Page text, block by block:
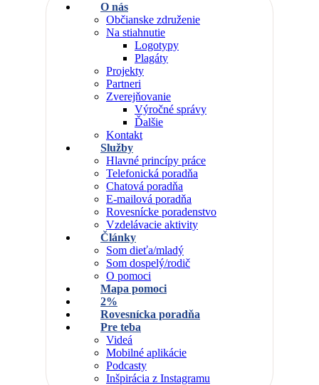
O nás
Občianske združenie
Na stiahnutie
Logotypy
Plagáty
Projekty
Partneri
Zverejňovanie
Výročné správy
Ďalšie
Kontakt
Služby
Hlavné princípy práce
Telefonická poradňa
Chatová poradňa
E-mailová poradňa
Rovesnícke poradenstvo
Vzdelávacie aktivity
Články
Som dieťa/mladý
Som dospelý/rodič
O pomoci
Mapa pomoci
2%
Rovesnícka poradňa
Pre teba
Videá
Mobilné aplikácie
Podcasty
Inšpirácia z Instagramu